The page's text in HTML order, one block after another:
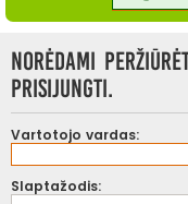
Norėdami
prisijungti.
Vartotojo vardas:
Slaptažodis: